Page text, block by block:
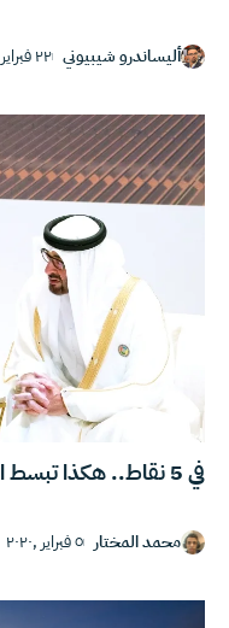
أليساندرو شيبيوني ٢٢ فبراير ,٢٠٢٠
في 5 نقاط.. هكذا تبسط الإمارات نفوذها في موريتانيا
محمد المختار ٥ فبراير ,٢٠٢٠